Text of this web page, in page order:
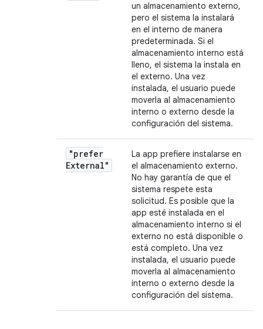
un almacenamiento externo,
pero el sistema la instalará
en el interno de manera
predeterminada. Si el
almacenamiento interno está
lleno, el sistema la instala en
el externo. Una vez
instalada, el usuario puede
moverla al almacenamiento
interno o externo desde la
configuración del sistema.
"prefer
External"
La app prefiere instalarse en
el almacenamiento externo.
No hay garantía de que el
sistema respete esta
solicitud. Es posible que la
app esté instalada en el
almacenamiento interno si el
externo no está disponible o
está completo. Una vez
instalada, el usuario puede
moverla al almacenamiento
interno o externo desde la
configuración del sistema.